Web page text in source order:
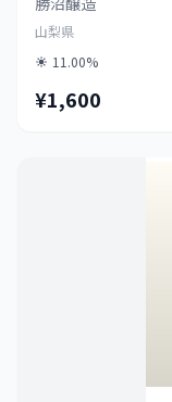
山梨県
11.00%
¥1,600